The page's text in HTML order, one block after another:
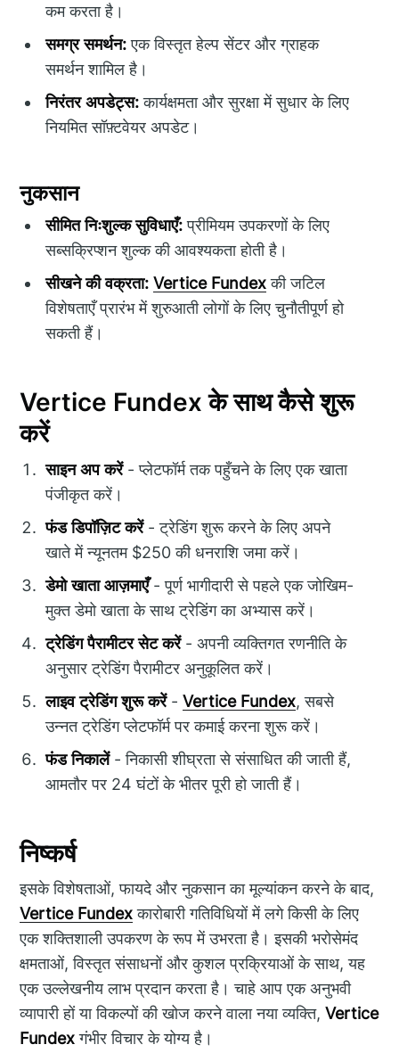
कम करता है।
समग्र समर्थन:एक विस्तृत हेल्प सेंटर और ग्राहक
समर्थन शामिल है।
निरंतर अपडेट्स:कार्यक्षमता और सुरक्षा में सुधार के लिए
नियमित सॉफ़्टवेयर अपडेट।
नुकसान
सीमित निःशुल्क सुविधाएँ:प्रीमियम उपकरणों के लिए
सब्सक्रिप्शन शुल्क की आवश्यकता होती है।
सीखने की वक्रता: Vertice Fundexकी जटिल
विशेषताएँ प्रारंभ में शुरुआती लोगों के लिए चुनौतीपूर्ण हो
सकती हैं।
Vertice Fundex के साथ कैसे शुरू
करें
साइन अप करें- प्लेटफॉर्म तक पहुँचने के लिए एक खाता
पंजीकृत करें।
फंड डिपॉज़िट करें- ट्रेडिंग शुरू करने के लिए अपने
खाते में न्यूनतम $250 की धनराशि जमा करें।
डेमो खाता आज़माएँ- पूर्ण भागीदारी से पहले एक जोखिम-
मुक्त डेमो खाता के साथ ट्रेडिंग का अभ्यास करें।
ट्रेडिंग पैरामीटर सेट करें- अपनी व्यक्तिगत रणनीति के
अनुसार ट्रेडिंग पैरामीटर अनुकूलित करें।
लाइव ट्रेडिंग शुरू करें-Vertice Fundex, सबसे
उन्नत ट्रेडिंग प्लेटफॉर्म पर कमाई करना शुरू करें।
फंड निकालें- निकासी शीघ्रता से संसाधित की जाती हैं,
आमतौर पर 24 घंटों के भीतर पूरी हो जाती हैं।
निष्कर्ष
इसके विशेषताओं, फायदे और नुकसान का मूल्यांकन करने के बाद,
Vertice Fundexकारोबारी गतिविधियों में लगे किसी के लिए
एक शक्तिशाली उपकरण के रूप में उभरता है। इसकी भरोसेमंद
क्षमताओं, विस्तृत संसाधनों और कुशल प्रक्रियाओं के साथ, यह
एक उल्लेखनीय लाभ प्रदान करता है। चाहे आप एक अनुभवी
व्यापारी हों या विकल्पों की खोज करने वाला नया व्यक्ति,Vertice
Fundexगंभीर विचार के योग्य है।